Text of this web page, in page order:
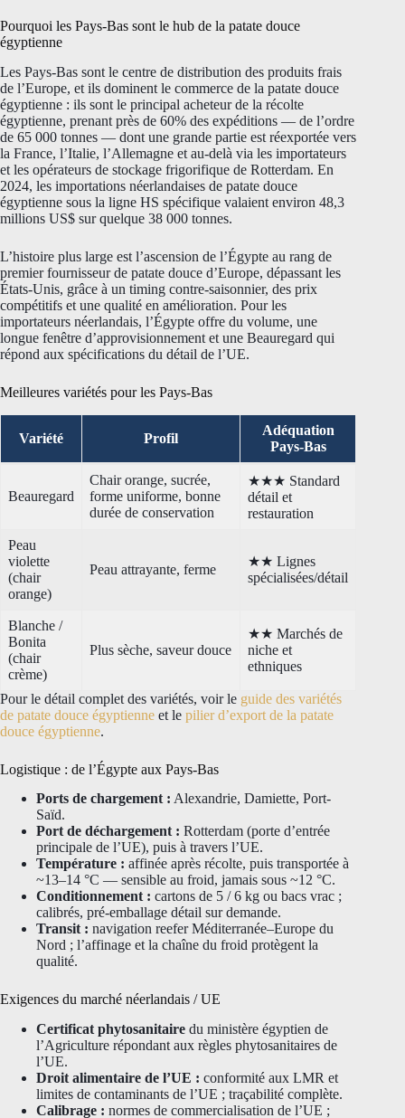
Pourquoi les Pays-Bas sont le hub de la patate douce
égyptienne
Les Pays-Bas sont le centre de distribution des produits frais
de l’Europe, et ils dominent le commerce de la patate douce
égyptienne : ils sont le principal acheteur de la récolte
égyptienne, prenant près de 60% des expéditions — de l’ordre
de 65 000 tonnes — dont une grande partie est réexportée vers
la France, l’Italie, l’Allemagne et au-delà via les importateurs
et les opérateurs de stockage frigorifique de Rotterdam. En
2024, les importations néerlandaises de patate douce
égyptienne sous la ligne HS spécifique valaient environ 48,3
millions US$ sur quelque 38 000 tonnes.
L’histoire plus large est l’ascension de l’Égypte au rang de
premier fournisseur de patate douce d’Europe, dépassant les
États-Unis, grâce à un timing contre-saisonnier, des prix
compétitifs et une qualité en amélioration. Pour les
importateurs néerlandais, l’Égypte offre du volume, une
longue fenêtre d’approvisionnement et une Beauregard qui
répond aux spécifications du détail de l’UE.
Meilleures variétés pour les Pays-Bas
Variété Profil
Adéquation
Pays-Bas
Beauregard
Chair orange, sucrée,
forme uniforme, bonne
durée de conservation
★★★ Standard
détail et
restauration
Peau
violette
(chair
orange)
Peau attrayante, ferme
★★ Lignes
spécialisées/détail
Blanche /
Bonita
(chair
crème)
Plus sèche, saveur douce
★★ Marchés de
niche et
ethniques
Pour le détail complet des variétés, voir le guide des variétés
de patate douce égyptienne et le pilier d’export de la patate
douce égyptienne.
Logistique : de l’Égypte aux Pays-Bas
Ports de chargement : Alexandrie, Damiette, Port-
Saïd.
Port de déchargement : Rotterdam (porte d’entrée
principale de l’UE), puis à travers l’UE.
Température : affinée après récolte, puis transportée à
~13–14 °C — sensible au froid, jamais sous ~12 °C.
Conditionnement : cartons de 5 / 6 kg ou bacs vrac ;
calibrés, pré-emballage détail sur demande.
Transit : navigation reefer Méditerranée–Europe du
Nord ; l’affinage et la chaîne du froid protègent la
qualité.
Exigences du marché néerlandais / UE
Certificat phytosanitaire du ministère égyptien de
l’Agriculture répondant aux règles phytosanitaires de
l’UE.
Droit alimentaire de l’UE : conformité aux LMR et
limites de contaminants de l’UE ; traçabilité complète.
Calibrage : normes de commercialisation de l’UE ;